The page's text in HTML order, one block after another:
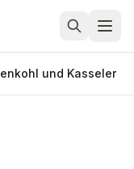
und Kasseler